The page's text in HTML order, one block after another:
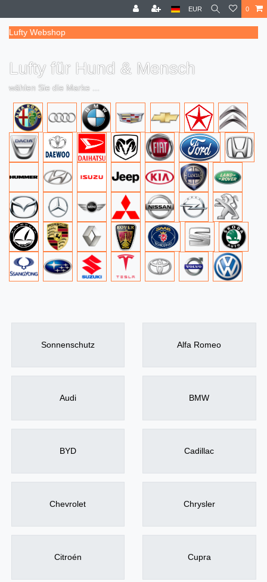
EUR 0
Lufty Webshop
Lufty für Hund & Mensch
wählen Sie die Marke ...
Sonnenschutz Alfa Romeo
Audi BMW
BYD Cadillac
Chevrolet Chrysler
Citroén Cupra